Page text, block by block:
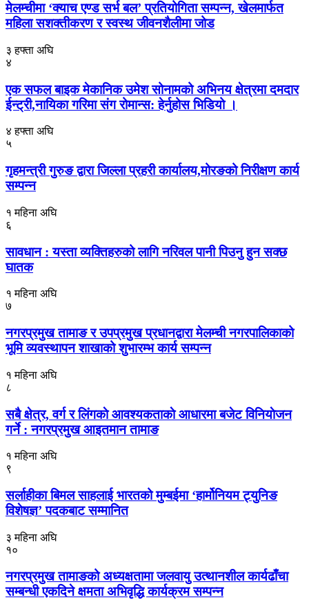
मेलम्चीमा ‘क्याच एण्ड सर्भ बल’ प्रतियोगिता सम्पन्न, खेलमार्फत
महिला सशक्तीकरण र स्वस्थ जीवनशैलीमा जोड
३ हफ्ता अघि
४
एक सफल बाइक मेकानिक उमेश सोनामको अभिनय क्षेत्रमा दमदार
ईन्ट्री,नायिका गरिमा संग रोमान्स: हेर्नुहोस भिडियो ।
४ हफ्ता अघि
५
गृहमन्त्री गुरुङ द्वारा जिल्ला प्रहरी कार्यालय,मोरङको निरीक्षण कार्य
सम्पन्न
१ महिना अघि
६
सावधान : यस्ता व्यक्तिहरुको लागि नरिवल पानी पिउनु हुन सक्छ
घातक
१ महिना अघि
७
नगरप्रमुख तामाङ र उपप्रमुख प्रधानद्वारा मेलम्ची नगरपालिकाको
भूमि व्यवस्थापन शाखाको शुभारम्भ कार्य सम्पन्न
१ महिना अघि
८
सबै क्षेत्र, वर्ग र लिंगकाे आवश्यकताकाे आधारमा बजेट विनियाेजन
गर्ने : नगरप्रमुख आइतमान तामाङ
१ महिना अघि
९
सर्लाहीका बिमल साहलाई भारतको मुम्बईमा ‘हार्मोनियम ट्युनिङ
विशेषज्ञ’ पदकबाट सम्मानित
३ महिना अघि
१०
नगरप्रमुख तामाङको अध्यक्षतामा जलवायु उत्थानशील कार्यढाँचा
सम्बन्धी एकदिने क्षमता अभिवृद्धि कार्यक्रम सम्पन्न